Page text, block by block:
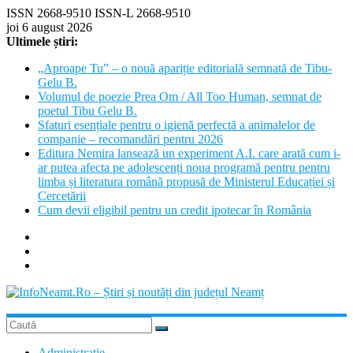
Skip
to
content
ISSN 2668-9510 ISSN-L 2668-9510
joi 6 august 2026
Ultimele știri:
„Aproape Tu” – o nouă apariție editorială semnată de Tibu-
Gelu B.
Volumul de poezie Prea Om / All Too Human, semnat de
poetul Tibu Gelu B.
Sfaturi esențiale pentru o igienă perfectă a animalelor de
companie – recomandări pentru 2026
Editura Nemira lansează un experiment A.I. care arată cum i-
ar putea afecta pe adolescenți noua programă pentru pentru
limba și literatura română propusă de Ministerul Educației și
Cercetării
Cum devii eligibil pentru un credit ipotecar în România
InfoNeamt.Ro